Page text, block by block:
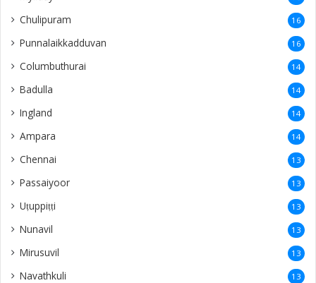
Chulipuram 16
Punnalaikkadduvan 16
Columbuthurai 14
Badulla 14
Ingland 14
Ampara 14
Chennai 13
Passaiyoor 13
Uṭuppiṭṭi 13
Nunavil 13
Mirusuvil 13
Navathkuli 13